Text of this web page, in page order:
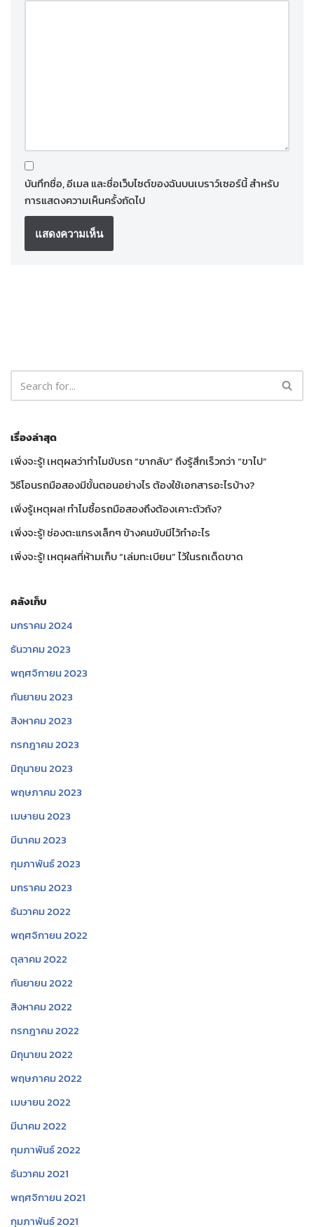
บันทึกชื่อ, อีเมล และชื่อเว็บไซต์ของฉันบนเบราว์เซอร์นี้ สำหรับ
การแสดงความเห็นครั้งถัดไป
เรื่องล่าสุด
เพิ่งจะรู้! เหตุผลว่าทำไมขับรถ “ขากลับ” ถึงรู้สึกเร็วกว่า “ขาไป”
วิธีโอนรถมือสองมีขั้นตอนอย่างไร ต้องใช้เอกสารอะไรบ้าง?
เพิ่งรู้เหตุผล! ทำไมซื้อรถมือสองถึงต้องเคาะตัวถัง?
เพิ่งจะรู้! ช่องตะแกรงเล็กๆ ข้างคนขับมีไว้ทำอะไร
เพิ่งจะรู้! เหตุผลที่ห้ามเก็บ “เล่มทะเบียน” ไว้ในรถเด็ดขาด
คลังเก็บ
มกราคม 2024
ธันวาคม 2023
พฤศจิกายน 2023
กันยายน 2023
สิงหาคม 2023
กรกฎาคม 2023
มิถุนายน 2023
พฤษภาคม 2023
เมษายน 2023
มีนาคม 2023
กุมภาพันธ์ 2023
มกราคม 2023
ธันวาคม 2022
พฤศจิกายน 2022
ตุลาคม 2022
กันยายน 2022
สิงหาคม 2022
กรกฎาคม 2022
มิถุนายน 2022
พฤษภาคม 2022
เมษายน 2022
มีนาคม 2022
กุมภาพันธ์ 2022
ธันวาคม 2021
พฤศจิกายน 2021
กุมภาพันธ์ 2021